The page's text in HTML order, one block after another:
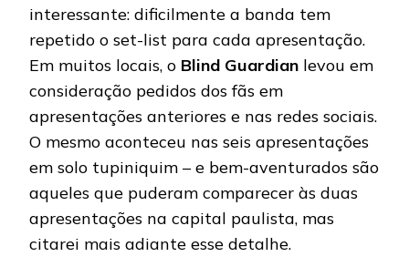
interessante: dificilmente a banda tem
repetido o set-list para cada apresentação.
Em muitos locais, o Blind Guardian levou em
consideração pedidos dos fãs em
apresentações anteriores e nas redes sociais.
O mesmo aconteceu nas seis apresentações
em solo tupiniquim – e bem-aventurados são
aqueles que puderam comparecer às duas
apresentações na capital paulista, mas
citarei mais adiante esse detalhe.